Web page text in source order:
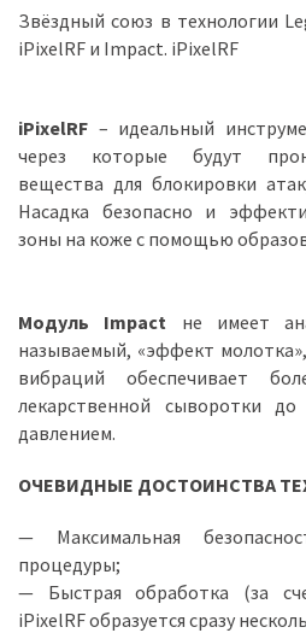
Звёздный союз в технологии
iPixelRF и Impact. iPixelRF
iPixelRF – идеальный
через которые будут
вещества для блокировки
Насадка безопасно и
зоны на коже с помощью
Модуль Impact не имеет
называемый, «эффект
вибраций обеспечивает
лекарственной сыворотки
давлением.
ОЧЕВИДНЫЕ ДОСТОИНСТВА
— Максимальная
процедуры;
— Быстрая обработка (за
iPixelRF образуется сразу